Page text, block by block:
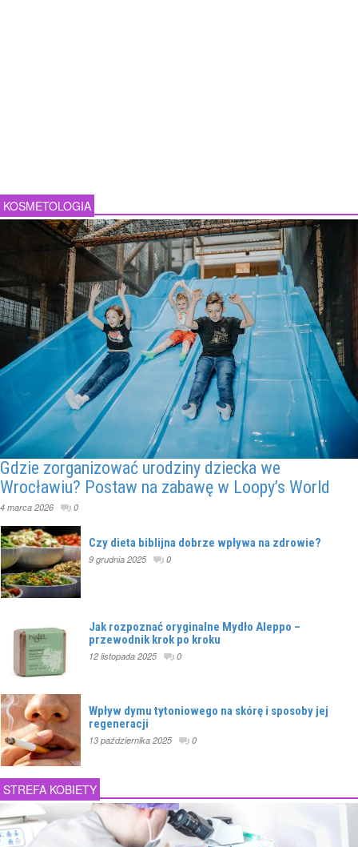
KOSMETOLOGIA
Gdzie zorganizować urodziny dziecka we
Wrocławiu? Postaw na zabawę w Loopy’s World
4 marca 2026 0
Czy dieta biblijna dobrze wpływa na zdrowie?
9 grudnia 2025 0
Jak rozpoznać oryginalne Mydło Aleppo –
przewodnik krok po kroku
12 listopada 2025 0
Wpływ dymu tytoniowego na skórę i sposoby jej
regeneracji
13 października 2025 0
STREFA KOBIETY